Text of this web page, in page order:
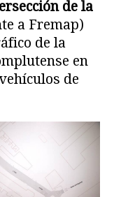
de la
a Fremap)
de la
en
de